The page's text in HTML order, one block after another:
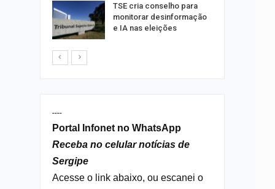
TSE cria conselho para
monitorar desinformação
e IA nas eleições
----
Portal Infonet no WhatsApp
Receba no celular notícias de
Sergipe
Acesse o link abaixo, ou escanei o